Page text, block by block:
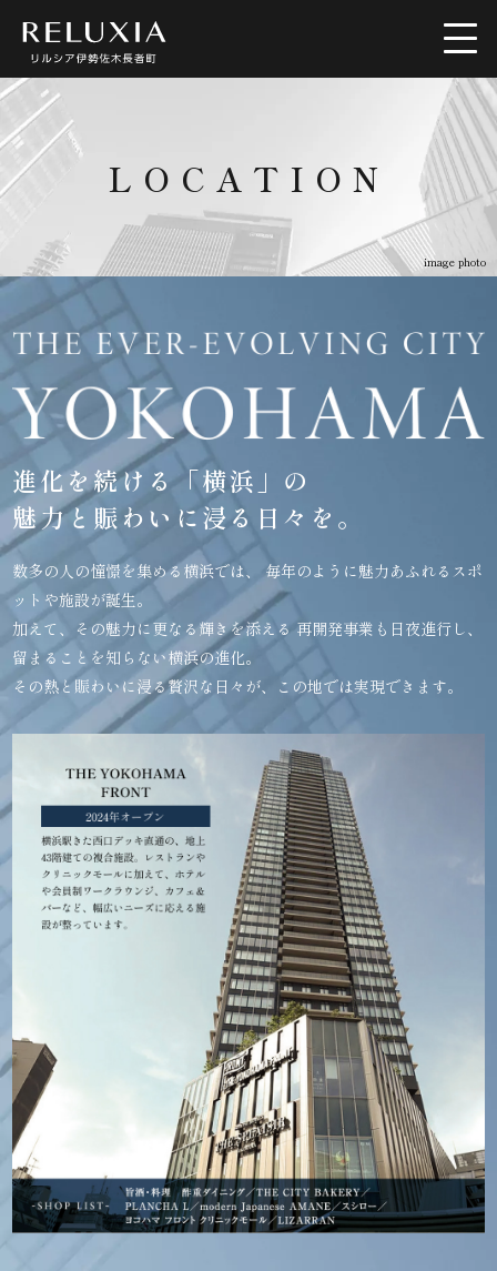
アクセス デザイン
間取り 設備仕様
ブランド 空室情報
image photo
LOCATION
進化を続ける「横浜」の
魅力と賑わいに浸る日々を。
数多の人の憧憬を集める横浜では、
毎年のように魅力あふれるスポ
ットや施設が誕生。
加えて、その魅力に更なる輝きを添える 再開発事業も日夜進行し、
留まることを知らない横浜の進化。
その熱と賑わいに浸る贅沢な日々が、この地では実現できます。